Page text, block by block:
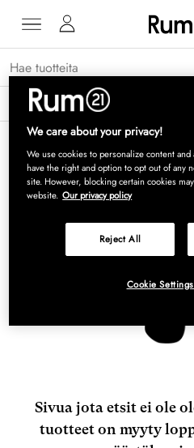
Saat 15 % alennusta Grythyttan
Sivua jota etsit ei ole
tuotteet on myyty
We care about your privacy!
We use cookies to personalize content
have the right and option to opt out of any
site. However, blocking certain cookies
website. Our privacy policy
Reject All
Cookie Settings